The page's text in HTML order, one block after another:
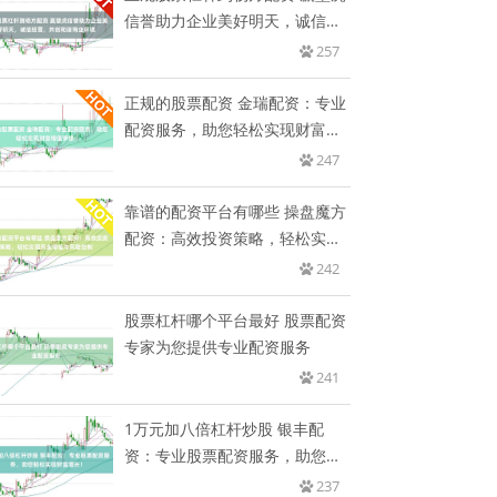
信誉助力企业美好明天，诚信经
257
正规的股票配资 金瑞配资：专业
配资服务，助您轻松实现财富增
247
靠谱的配资平台有哪些 操盘魔方
配资：高效投资策略，轻松实现
242
股票杠杆哪个平台最好 股票配资
专家为您提供专业配资服务
241
1万元加八倍杠杆炒股 银丰配
资：专业股票配资服务，助您轻
237